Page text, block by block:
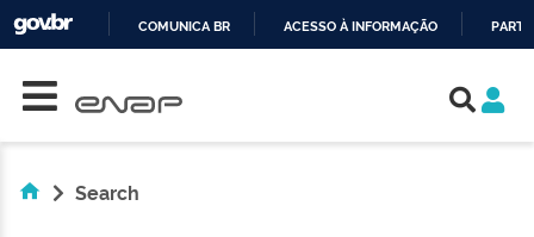
COMUNICA BR ACESSO À INFORMAÇÃO
Search